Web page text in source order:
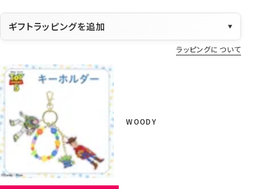
ギフトラッピングを追加 ▼
ラッピングについて
WOODY